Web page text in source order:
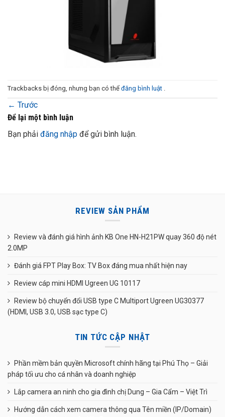
Trackbacks bị đóng, nhưng bạn có thể đăng bình luật .
← Trước
Để lại một bình luận
Bạn phải đăng nhập để gửi bình luận.
REVIEW SẢN PHẨM
Review và đánh giá hình ảnh KB One HN-H21PW quay 360 độ nét
2.0MP
Đánh giá FPT Play Box: TV Box đáng mua nhất hiện nay
Review cáp mini HDMI Ugreen UG 10117
Review bộ chuyển đổi USB type C Multiport Ugreen UG30377
(HDMI, USB 3.0, USB sạc type C)
TIN TỨC CẬP NHẬT
Phần mềm bản quyền Microsoft chính hãng tại Phú Thọ – Giải
pháp tối ưu cho cá nhân và doanh nghiệp
Lắp camera an ninh cho gia đình chị Dung – Gia Cẩm – Việt Trì
Hướng dẫn cách xem camera thông qua Tên miền (IP/Domain)